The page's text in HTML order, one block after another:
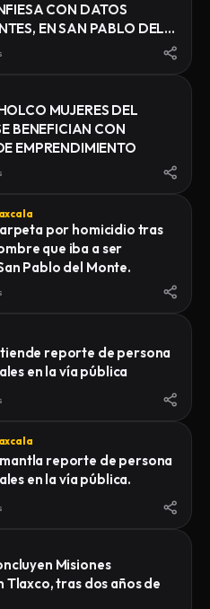
CON DATOS
EN SAN PABLO DEL
MUJERES DEL
BENEFICIAN CON
EMPRENDIMIENTO
por homicidio tras
que iba a ser
Pablo del Monte.
reporte de persona
en la vía pública
reporte de persona
en la vía pública.
Misiones
Tlaxco, tras dos años de